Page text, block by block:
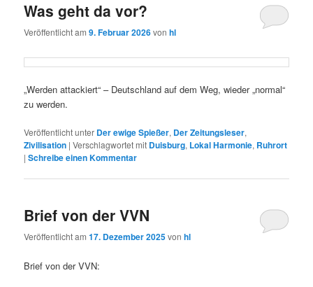
Was geht da vor?
Veröffentlicht am9. Februar 2026vonhl
„Werden attackiert“ – Deutschland auf dem Weg, wieder „normal“
zu werden.
Veröffentlicht unter Der ewige Spießer, Der Zeitungsleser,
Zivilisation |Verschlagwortet mit Duisburg, Lokal Harmonie, Ruhrort
|Schreibe einen Kommentar
Brief von der VVN
Veröffentlicht am17. Dezember 2025vonhl
Brief von der VVN: